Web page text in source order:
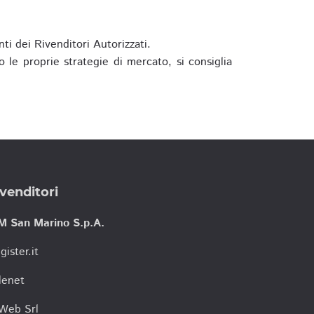
dei Rivenditori Autorizzati.
le proprie strategie di mercato, si consiglia
San Marino S.p.A.
Srl